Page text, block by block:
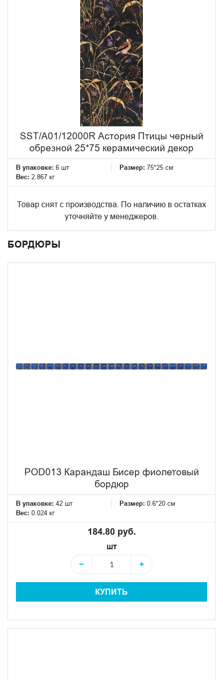
SST/A01/12000R Астория Птицы черный
обрезной 25*75 керамический декор
В упаковке: 6 шт Размер: 75*25 см
Вес: 2.867 кг
Товар снят с производства. По наличию в остатках
уточняйте у менеджеров.
БОРДЮРЫ
POD013 Карандаш Бисер фиолетовый
бордюр
В упаковке: 42 шт Размер: 0.6*20 см
Вес: 0.024 кг
184.80 руб.
шт
−
+
КУПИТЬ